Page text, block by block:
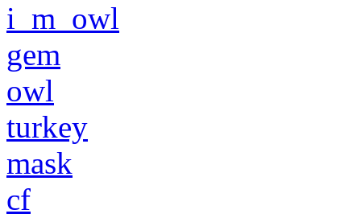
i_m_owl
gem
owl
turkey
mask
cf